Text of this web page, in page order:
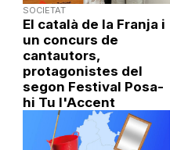
SOCIETAT
El català de la Franja i
un concurs de
cantautors,
protagonistes del
segon Festival Posa-
hi Tu l'Accent